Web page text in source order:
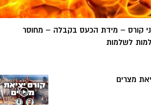
קורס – מידת הכעס בקבלה – מחוסר
לשלמות
מצרים